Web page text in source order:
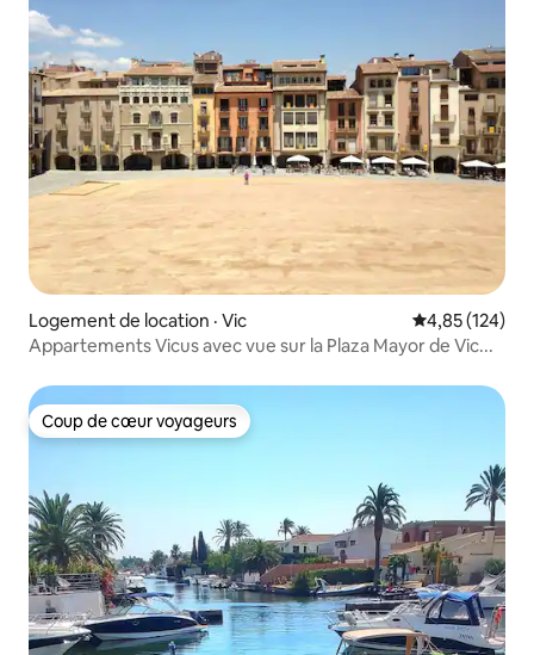
Logement de location · Vic Note
4,85 (124)
Appartements Vicus avec vue sur la Plaza Mayor de Vic...
Coup de cœur voyageurs
Coup de cœur voyageurs